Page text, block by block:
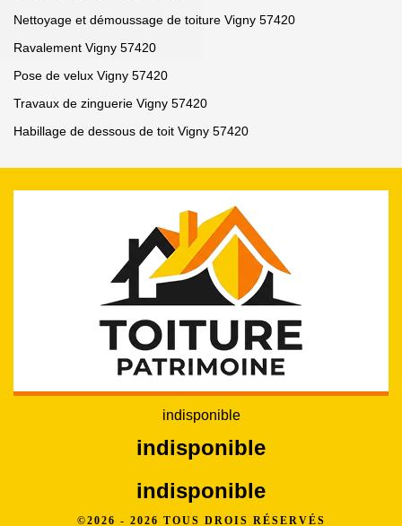
Nettoyage et démoussage de toiture Vigny 57420
Ravalement Vigny 57420
Pose de velux Vigny 57420
Travaux de zinguerie Vigny 57420
Habillage de dessous de toit Vigny 57420
indisponible
indisponible
indisponible
©2026 - 2026 TOUS DROIS RÉSERVÉS